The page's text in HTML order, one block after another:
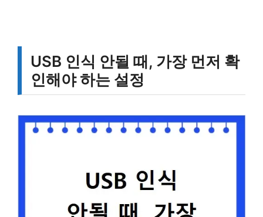
USB 인식 안될 때, 가장 먼저 확
인해야 하는 설정